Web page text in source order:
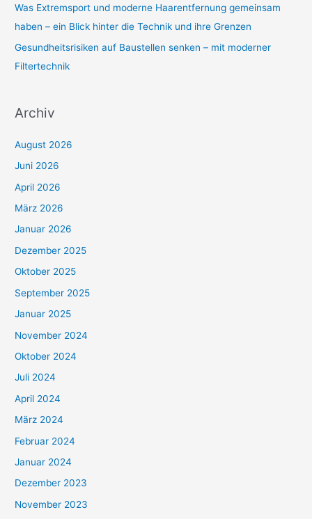
Was Extremsport und moderne Haarentfernung gemeinsam
haben – ein Blick hinter die Technik und ihre Grenzen
Gesundheitsrisiken auf Baustellen senken – mit moderner
Filtertechnik
Archiv
August 2026
Juni 2026
April 2026
März 2026
Januar 2026
Dezember 2025
Oktober 2025
September 2025
Januar 2025
November 2024
Oktober 2024
Juli 2024
April 2024
März 2024
Februar 2024
Januar 2024
Dezember 2023
November 2023